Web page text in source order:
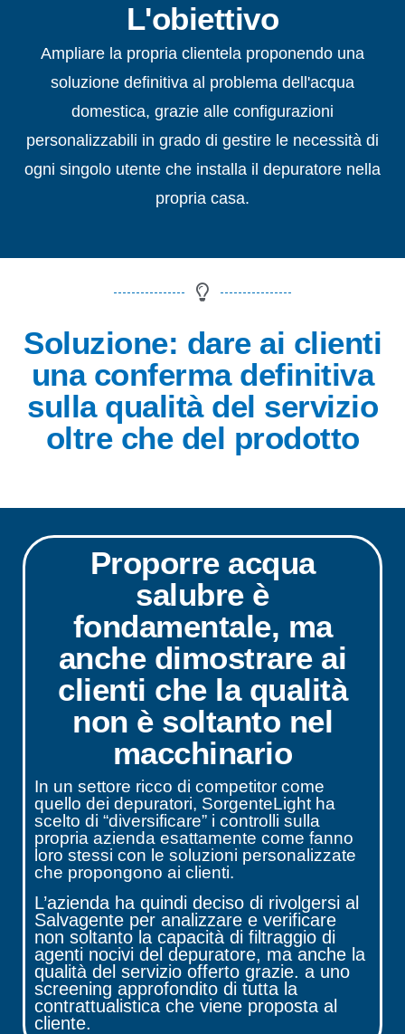
L'obiettivo
Ampliare la propria clientela proponendo una
soluzione definitiva al problema dell'acqua
domestica, grazie alle configurazioni
personalizzabili in grado di gestire le necessità di
ogni singolo utente che installa il depuratore nella
propria casa.
Soluzione: dare ai clienti
una conferma definitiva
sulla qualità del servizio
oltre che del prodotto
Proporre acqua
salubre è
fondamentale, ma
anche dimostrare ai
clienti che la qualità
non è soltanto nel
macchinario
In un settore ricco di competitor come
quello dei depuratori, SorgenteLight ha
scelto di “diversificare” i controlli sulla
propria azienda esattamente come fanno
loro stessi con le soluzioni personalizzate
che propongono ai clienti.
L’azienda ha quindi deciso di rivolgersi al
Salvagente per analizzare e verificare
non soltanto la capacità di filtraggio di
agenti nocivi del depuratore, ma anche la
qualità del servizio offerto grazie. a uno
screening approfondito di tutta la
contrattualistica che viene proposta al
cliente.